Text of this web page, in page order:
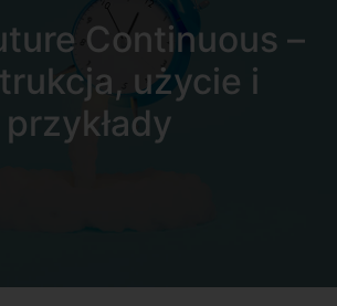
Continuous –
użycie i
przykłady